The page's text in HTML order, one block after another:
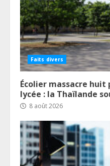
Faits divers
Écolier massacre huit
lycée : la Thaïlande
8 août 2026